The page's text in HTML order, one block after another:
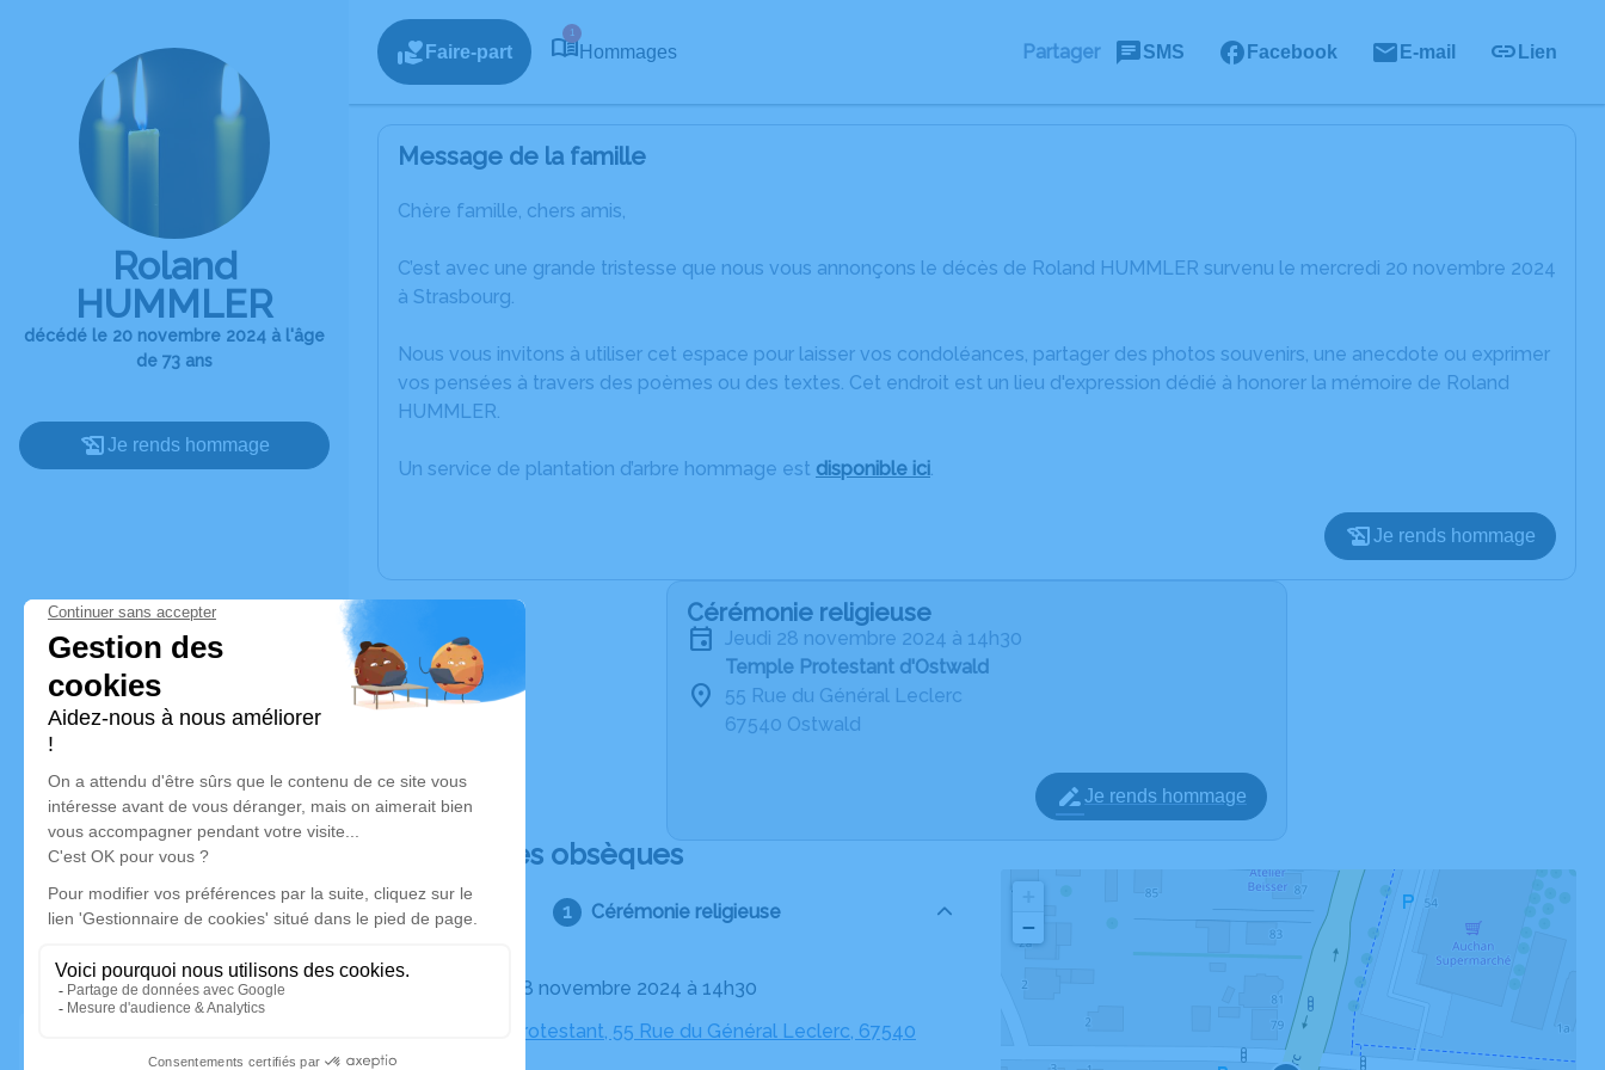
Roland
HUMMLER
décédé le 20 novembre 2024 à l'âge
de 73 ans
Je rends hommage
Faire-part
1
Hommages Partager SMS Facebook E-mail Lien
Message de la famille
Chère famille, chers amis,
C’est avec une grande tristesse que nous vous annonçons le décès de Roland HUMMLER survenu le mercredi 20 novembre 2024
à Strasbourg.
Nous vous invitons à utiliser cet espace pour laisser vos condoléances, partager des photos souvenirs, une anecdote ou exprimer
vos pensées à travers des poèmes ou des textes. Cet endroit est un lieu d'expression dédié à honorer la mémoire de Roland
HUMMLER.
Un service de plantation d’arbre hommage est disponible ici.
Je rends hommage
Cérémonie religieuse
jeudi 28 novembre 2024 à 14h30
Temple Protestant d'Ostwald
55 Rue du Général Leclerc
67540 Ostwald
Je rends hommage
Déroulé des obsèques
Cérémonie religieuse
Le jeudi 28 novembre 2024 à 14h30
Temple Protestant, 55 Rue du Général Leclerc, 67540
−